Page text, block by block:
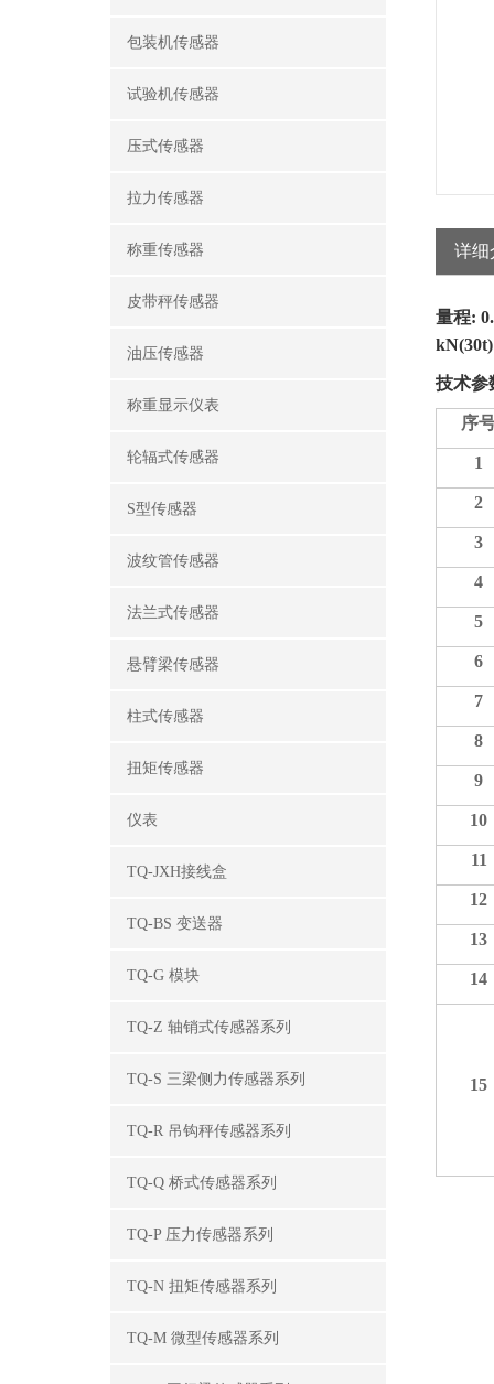
包装机传感器
试验机传感器
压式传感器
拉力传感器
称重传感器
皮带秤传感器
油压传感器
称重显示仪表
轮辐式传感器
S型传感器
波纹管传感器
法兰式传感器
悬臂梁传感器
柱式传感器
扭矩传感器
仪表
TQ-JXH接线盒
TQ-BS 变送器
TQ-G 模块
TQ-Z 轴销式传感器系列
TQ-S 三梁侧力传感器系列
TQ-R 吊钩秤传感器系列
TQ-Q 桥式传感器系列
TQ-P 压力传感器系列
TQ-N 扭矩传感器系列
TQ-M 微型传感器系列
详细
量程:
技术参
序
1
2
3
4
5
6
7
8
9
10
11
12
13
14
15